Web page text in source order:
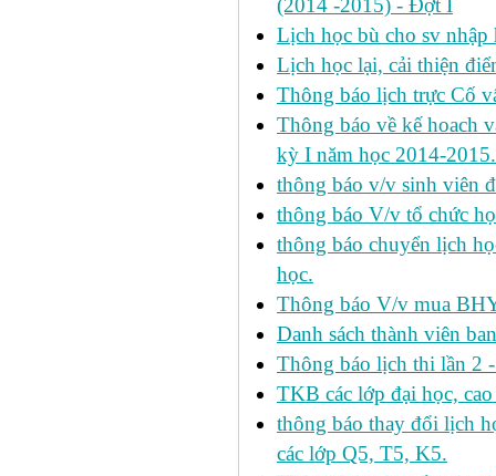
(2014 -2015) - Đợt I
Lịch học bù cho sv
Lịch học lại, cải thiện
Thông báo lịch trực Cố
Thông báo về kế hoach
kỳ I năm học 2014-2015.
thông báo v/v sinh viên
thông báo V/v tổ chức
thông báo chuyển lịch
học.
Thông báo V/v mua
Danh sách thành viên
Thông báo lịch thi lần 2
TKB các lớp đại học,
thông báo thay đổi lịch
các lớp Q5, T5, K5.